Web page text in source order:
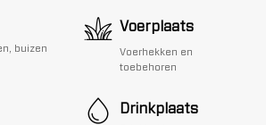
buizen
Voerplaats
Voerhekken en
toebehoren
Drinkplaats